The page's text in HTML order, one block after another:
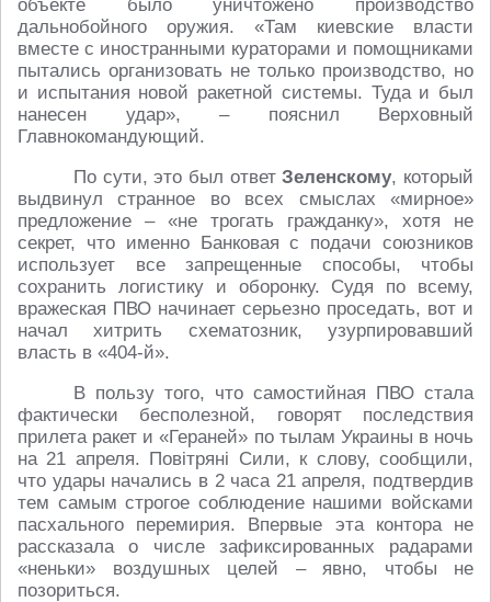
объекте было уничтожено производство
дальнобойного оружия. «Там киевские власти
вместе с иностранными кураторами и помощниками
пытались организовать не только производство, но
и испытания новой ракетной системы. Туда и был
нанесен удар», – пояснил Верховный
Главнокомандующий.
По сути, это был ответЗеленскому, который
выдвинул странное во всех смыслах «мирное»
предложение – «не трогать гражданку», хотя не
секрет, что именно Банковая с подачи союзников
использует все запрещенные способы, чтобы
сохранить логистику и оборонку. Судя по всему,
вражеская ПВО начинает серьезно проседать, вот и
начал хитрить схематозник, узурпировавший
власть в «404-й».
В пользу того, что самостийная ПВО стала
фактически бесполезной, говорят последствия
прилета ракет и «Гераней» по тылам Украины в ночь
на 21 апреля. Повітряні Сили, к слову, сообщили,
что удары начались в 2 часа 21 апреля, подтвердив
тем самым строгое соблюдение нашими войсками
пасхального перемирия. Впервые эта контора не
рассказала о числе зафиксированных радарами
«неньки» воздушных целей – явно, чтобы не
позориться.